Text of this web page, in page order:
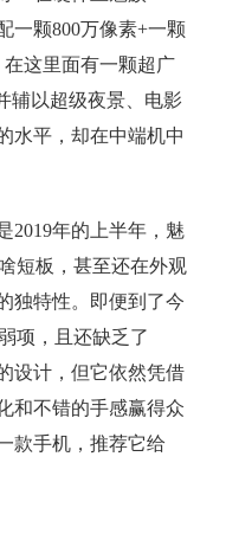
一颗800万像素+一颗
这里面有一颗超广
辅以超级夜景、电影
水平，却在中端机中
2019年的上半年，魅
短板，甚至还在外观
独特性。即便到了今
项，且还缺乏了
设计，但它依然凭借
和不错的手感赢得众
款手机，推荐它给